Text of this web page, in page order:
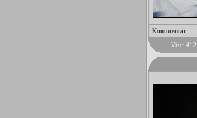
Kommentar:
Vist: 412